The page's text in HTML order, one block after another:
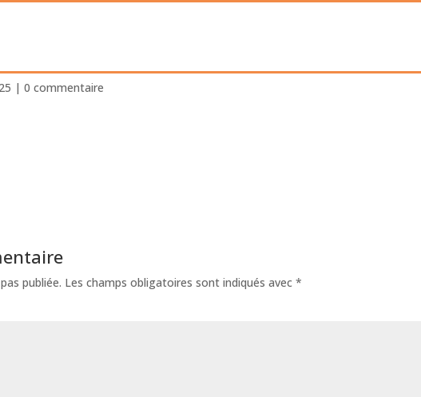
|0 commentaire
publiée. Les champs obligatoires sont indiqués avec*